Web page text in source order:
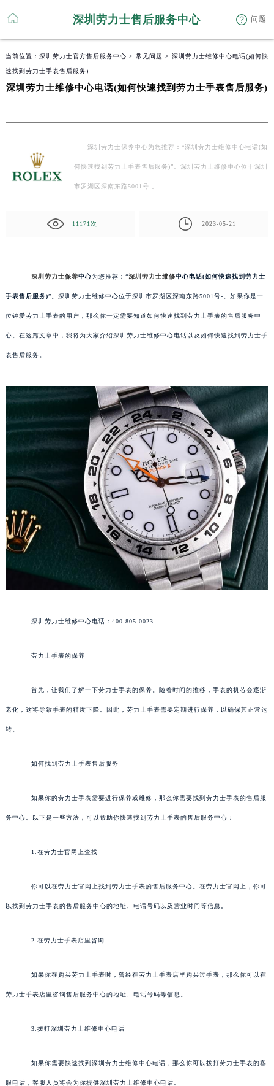
深圳劳力士售后服务中心 问题
当前位置： 深圳劳力士官方售后服务中心 > 常见问题 > 深圳劳力士维修中心电话(如何快
速找到劳力士手表售后服务)
深圳劳力士维修中心电话(如何快速找到劳力士手表售后服务)
深圳劳力士保养中心为您推荐：“深圳劳力士维修中心电话(如
何快速找到劳力士手表售后服务)”。深圳劳力士维修中心位于深圳
市罗湖区深南东路5001号-。…
11171次 2023-05-21
深圳劳力士保养中心为您推荐：“深圳劳力士维修中心电话(如何快速找到劳力士
手表售后服务)”。深圳劳力士维修中心位于深圳市罗湖区深南东路5001号-。如果你是一
位钟爱劳力士手表的用户，那么你一定需要知道如何快速找到劳力士手表的售后服务中
心。在这篇文章中，我将为大家介绍深圳劳力士维修中心电话以及如何快速找到劳力士手
表售后服务。
深圳劳力士维修中心电话：400-805-0023
劳力士手表的保养
首先，让我们了解一下劳力士手表的保养。随着时间的推移，手表的机芯会逐渐
老化，这将导致手表的精度下降。因此，劳力士手表需要定期进行保养，以确保其正常运
转。
如何找到劳力士手表售后服务
如果你的劳力士手表需要进行保养或维修，那么你需要找到劳力士手表的售后服
务中心。以下是一些方法，可以帮助你快速找到劳力士手表的售后服务中心：
1.在劳力士官网上查找
你可以在劳力士官网上找到劳力士手表的售后服务中心。在劳力士官网上，你可
以找到劳力士手表的售后服务中心的地址、电话号码以及营业时间等信息。
2.在劳力士手表店里咨询
如果你在购买劳力士手表时，曾经在劳力士手表店里购买过手表，那么你可以在
劳力士手表店里咨询售后服务中心的地址、电话号码等信息。
3.拨打深圳劳力士维修中心电话
如果你需要快速找到深圳劳力士维修中心电话，那么你可以拨打劳力士手表的客
服电话，客服人员将会为你提供深圳劳力士维修中心电话。